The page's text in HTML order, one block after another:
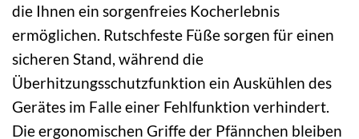
die Ihnen ein sorgenfreies Kocherlebnis
ermöglichen. Rutschfeste Füße sorgen für einen
sicheren Stand, während die
Überhitzungsschutzfunktion ein Auskühlen des
Gerätes im Falle einer Fehlfunktion verhindert.
Die ergonomischen Griffe der Pfännchen bleiben